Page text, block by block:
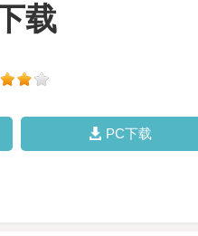
载
PC下载